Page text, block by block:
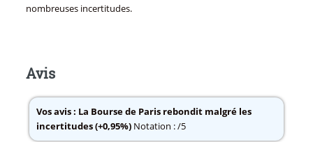
nombreuses incertitudes.
Avis
Vos avis : La Bourse de Paris rebondit malgré les
incertitudes (+0,95%)Notation : /5